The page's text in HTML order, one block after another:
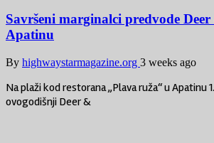
Savršeni marginalci predvode
Apatinu
By highwaystarmagazine.org 3 weeks ago
Na plaži kod restorana „Plava ruža“ u Apatinu
ovogodišnji Deer &